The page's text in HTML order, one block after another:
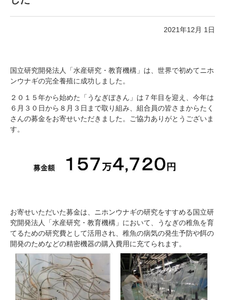
2021年12月 1日
国立研究開発法人「水産研究・教育機構」は、世界で初めてニホ
ンウナギの完全養殖に成功しました。
２０１５年から始めた「うなぎぼきん」は７年目を迎え、今年は
６月３０日から８月３日まで取り組み、組合員の皆さまからたく
さんの募金をお寄せいただきました。ご協力ありがとうございま
す。
お寄せいただいた募金は、ニホンウナギの研究をすすめる国立研
究開発法人「水産研究・教育機構」において、うなぎの稚魚を育
てるための研究費として活用され、稚魚の病気の発生予防や餌の
開発のためなどの精密機器の購入費用に充てられます。